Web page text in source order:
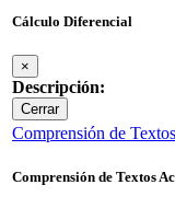
Cálculo Diferencial
×
Descripción:
Cerrar
Comprensión de
Comprensión de Textos